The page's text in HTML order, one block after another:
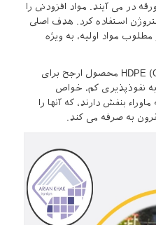
در می آیند. مواد افزودنی را
استفاده کرد. هدف اصلی
مواد اولیه، به ویژه
-ژئوممبران صاف HDPE (GeofanMeb HD) محصول ارجح برای
نفوذپذیری کم، خواص
بنفش دارند، که آنها را
به صرفه می کند.